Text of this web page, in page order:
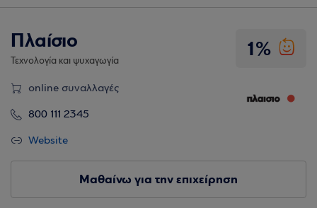
1%
Πλαίσιο
Τεχνολογία και ψυχαγωγία
online συναλλαγές
800 111 2345
Website
Μαθαίνω για την επιχείρηση